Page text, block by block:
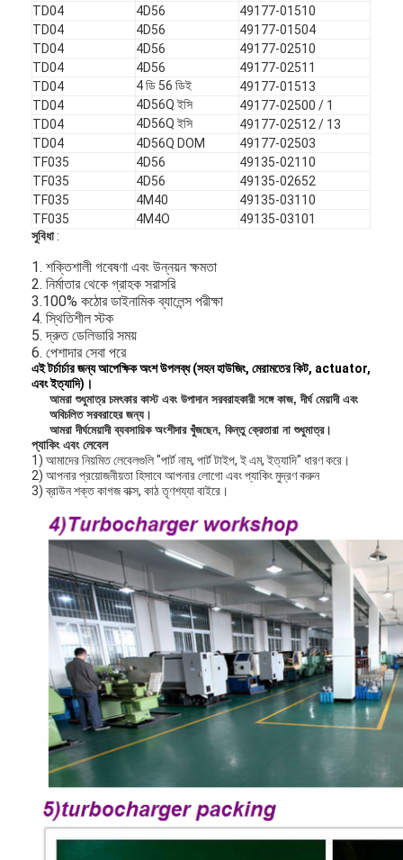
বাড়ি
ভিডিও
TD04
4D56
49177-01510
TD04
4D56
49177-01504
TD04
4D56
49177-02510
TD04
4D56
49177-02511
TD04
4 ডি 56 ডিই
49177-01513
TD04
4D56Q ইসি
49177-02500 / 1
TD04
4D56Q ইসি
49177-02512 / 13
TD04
4D56Q DOM
49177-02503
TF035
4D56
49135-02110
TF035
4D56
49135-02652
TF035
4M40
49135-03110
TF035
4M4O
49135-03101
সুবিধা:
1. শক্তিশালী গবেষণা এবং উন্নয়ন ক্ষমতা
2. নির্মাতার থেকে গ্রাহক সরাসরি
3.100% কঠোর ডাইনামিক ব্যালেন্স পরীক্ষা
4. স্থিতিশীল স্টক
5. দ্রুত ডেলিভারি সময়
6. পেশাদার সেবা পরে
এই টর্চার্চার জন্য আপেক্ষিক অংশ উপলব্ধ (সহন হাউজিং, মেরামতের কিট, actuator,
এবং ইত্যাদি)।
আমরা শুধুমাত্র চমৎকার কাস্ট এবং উপাদান সরবরাহকারী সঙ্গে কাজ, দীর্ঘ মেয়াদী এবং
অবিচলিত সরবরাহের জন্য।
আমরা দীর্ঘমেয়াদী ব্যবসায়িক অংশীদার খুঁজছেন, কিন্তু ক্রেতারা না শুধুমাত্র।
প্যাকিং এবং লেবেল
1) আমাদের নিয়মিত লেবেলগুলি "পার্ট নাম, পার্ট টাইপ, ই এম, ইত্যাদি" ধারণ করে।
2) আপনার প্রয়োজনীয়তা হিসাবে আপনার লোগো এবং প্যাকিং মুদ্রণ করুন
3) ব্রাউন শক্ত কাগজ বাক্স, কাঠ তৃণশয্যা বাইরে।